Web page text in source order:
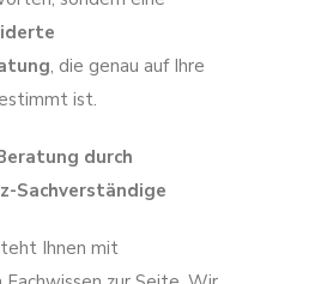
, die genau auf Ihre
ist.
durch
Sachverständige
Ihnen mit